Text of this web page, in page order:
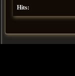
Hits: